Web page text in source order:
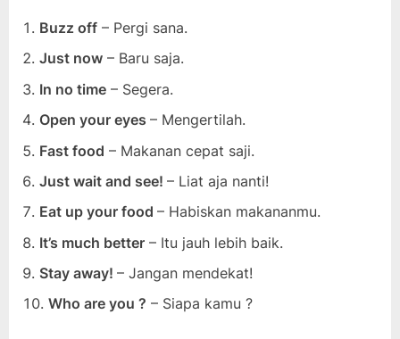
Buzz off – Pergi sana.
Just now – Baru saja.
In no time – Segera.
Open your eyes – Mengertilah.
Fast food – Makanan cepat saji.
Just wait and see! – Liat aja nanti!
Eat up your food – Habiskan makananmu.
It’s much better – Itu jauh lebih baik.
Stay away! – Jangan mendekat!
Who are you ? – Siapa kamu ?